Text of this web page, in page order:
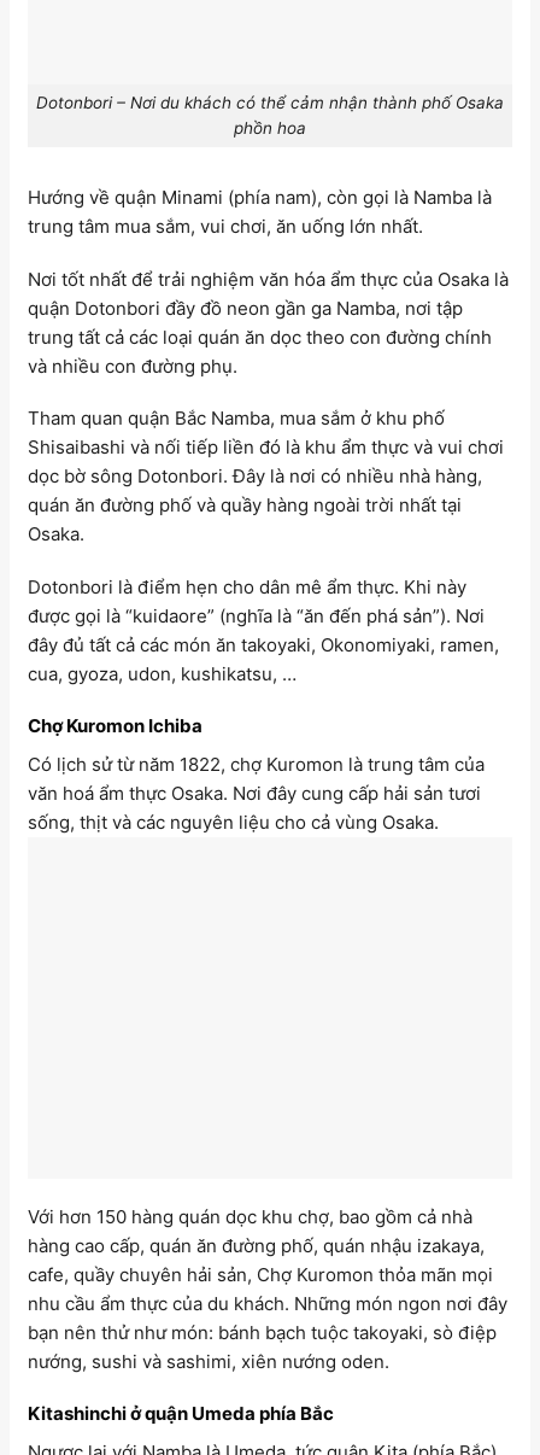
Dotonbori – Nơi du khách có thể cảm nhận thành phố Osaka
phồn hoa
Hướng về quận Minami (phía nam), còn gọi là Namba là
trung tâm mua sắm, vui chơi, ăn uống lớn nhất.
Nơi tốt nhất để trải nghiệm văn hóa ẩm thực của Osaka là
quận Dotonbori đầy đồ neon gần ga Namba, nơi tập
trung tất cả các loại quán ăn dọc theo con đường chính
và nhiều con đường phụ.
Tham quan quận Bắc Namba, mua sắm ở khu phố
Shisaibashi và nối tiếp liền đó là khu ẩm thực và vui chơi
dọc bờ sông Dotonbori. Đây là nơi có nhiều nhà hàng,
quán ăn đường phố và quầy hàng ngoài trời nhất tại
Osaka.
Dotonbori là điểm hẹn cho dân mê ẩm thực. Khi này
được gọi là “kuidaore” (nghĩa là “ăn đến phá sản”). Nơi
đây đủ tất cả các món ăn takoyaki, Okonomiyaki, ramen,
cua, gyoza, udon, kushikatsu, …
Chợ Kuromon Ichiba
Có lịch sử từ năm 1822, chợ Kuromon là trung tâm của
văn hoá ẩm thực Osaka. Nơi đây cung cấp hải sản tươi
sống, thịt và các nguyên liệu cho cả vùng Osaka.
Với hơn 150 hàng quán dọc khu chợ, bao gồm cả nhà
hàng cao cấp, quán ăn đường phố, quán nhậu izakaya,
cafe, quầy chuyên hải sản, Chợ Kuromon thỏa mãn mọi
nhu cầu ẩm thực của du khách. Những món ngon nơi đây
bạn nên thử như món: bánh bạch tuộc takoyaki, sò điệp
nướng, sushi và sashimi, xiên nướng oden.
Kitashinchi ở quận Umeda phía Bắc